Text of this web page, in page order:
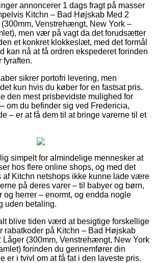
annoncerer 1 dags fragt på masser
Kitchn – Bad Højskab Med 2
Venstrehængt, New York –
men vær på vagt da det forudsætter
et konkret klokkeslæt, med det formål
kan nå at få ordren ekspederet forinden
fyraften.
sikrer portofri levering, men
kun hvis du køber for en fastsat pris.
den mest prisbevidste mulighed for
om du befinder sig ved Fredericia,
– er at få dem til at bringe varerne til et
simpelt for almindelige mennesker at
hos flere online shops, og med det
af Kitchn netshops ikke kunne lade være
på deres varer – til babyer og børn,
og herrer – enormt, og endda nogle
uden betaling.
blive tiden værd at besigtige forskellige
rabatkoder på Kitchn – Bad Højskab
Låger (300mm, Venstrehængt, New York
forinden du gennemfører din
er i tvivl om at få fat i den laveste pris.